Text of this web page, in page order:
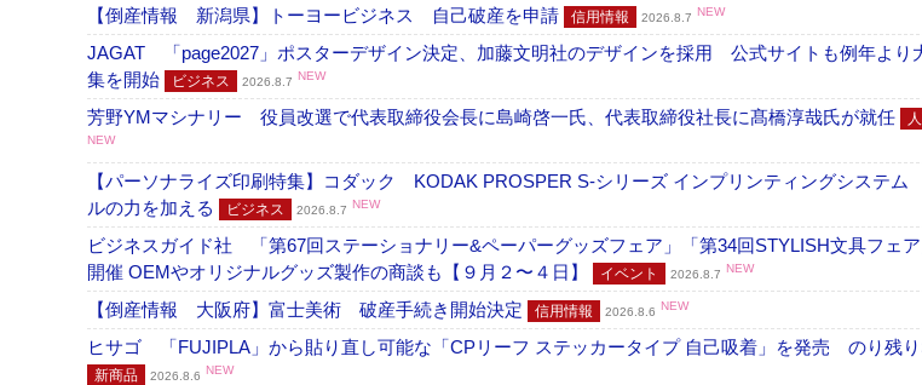
【倒産情報 新潟県】トーヨービジネス 自己破産を申請 信用情報 2026.8.7 NEW
JAGAT 「page2027」ポスターデザイン決定、加藤文明社のデザインを採用 公式サイトも例年より
集を開始
ビジネス 2026.8.7 NEW
芳野YMマシナリー 役員改選で代表取締役会長に島崎啓一氏、代表取締役社長に髙橋淳哉氏が就任
NEW
【パーソナライズ印刷特集】コダック KODAK PROSPER S-シリーズ インプリンティングシステ
ルの力を加える
ビジネス 2026.8.7 NEW
ビジネスガイド社 「第67回ステーショナリー&ペーパーグッズフェア」「第34回STYLISH文具フェ
開催 OEMやオリジナルグッズ製作の商談も【９月２〜４日】
イベント 2026.8.7 NEW
【倒産情報 大阪府】富士美術 破産手続き開始決定 信用情報 2026.8.6 NEW
ヒサゴ 「FUJIPLA」から貼り直し可能な「CPリーフ ステッカータイプ 自己吸着」を発売 のり残
新商品 2026.8.6 NEW